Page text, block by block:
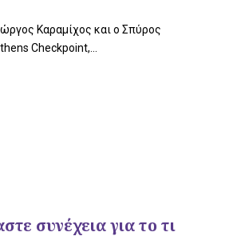
Καραμίχος και ο Σπύρος
Checkpoint,...
συνέχεια για το τι